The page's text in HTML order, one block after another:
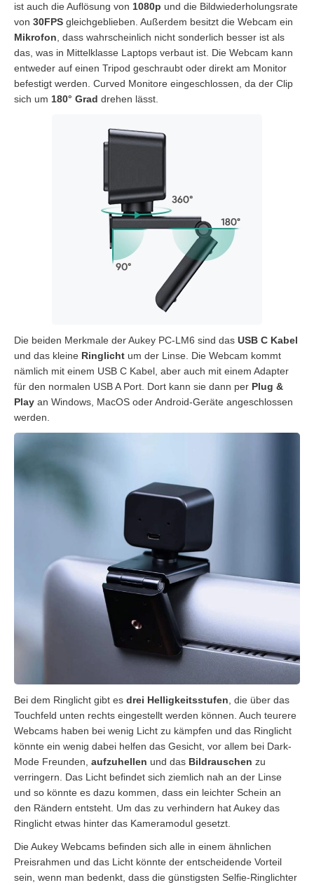
ist auch die Auflösung von 1080p und die Bildwiederholungsrate
von 30FPS gleichgeblieben. Außerdem besitzt die Webcam ein
Mikrofon, dass wahrscheinlich nicht sonderlich besser ist als
das, was in Mittelklasse Laptops verbaut ist. Die Webcam kann
entweder auf einen Tripod geschraubt oder direkt am Monitor
befestigt werden. Curved Monitore eingeschlossen, da der Clip
sich um 180° Grad drehen lässt.
Die beiden Merkmale der Aukey PC-LM6 sind das USB C Kabel
und das kleine Ringlicht um der Linse. Die Webcam kommt
nämlich mit einem USB C Kabel, aber auch mit einem Adapter
für den normalen USB A Port. Dort kann sie dann per Plug &
Play an Windows, MacOS oder Android-Geräte angeschlossen
werden.
Bei dem Ringlicht gibt es drei Helligkeitsstufen , die über das
Touchfeld unten rechts eingestellt werden können. Auch teurere
Webcams haben bei wenig Licht zu kämpfen und das Ringlicht
könnte ein wenig dabei helfen das Gesicht, vor allem bei Dark-
Mode Freunden, aufzuhellen und das Bildrauschen zu
verringern. Das Licht befindet sich ziemlich nah an der Linse
und so könnte es dazu kommen, dass ein leichter Schein an
den Rändern entsteht. Um das zu verhindern hat Aukey das
Ringlicht etwas hinter das Kameramodul gesetzt.
Die Aukey Webcams befinden sich alle in einem ähnlichen
Preisrahmen und das Licht könnte der entscheidende Vorteil
sein, wenn man bedenkt, dass die günstigsten Selfie-Ringlichter